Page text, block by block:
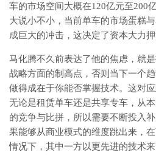
车的市场空间大概在120亿元至200
大说小不小，当前单车的市场蛋糕
成巨大的冲击，这决定了资本大力
马化腾不久前表达了他的焦虑，就
战略方面的制高点，否则当下一个
做得成在于你能否掌握技术。这对
无论是租赁单车还是共享专车，从
的竞争与比拼，所以需要不断投入
果能够从商业模式的维度跳出来，
情况下，其中一方以更先进的技术